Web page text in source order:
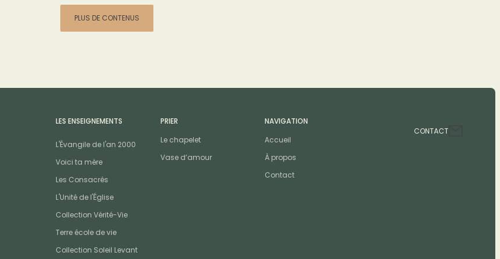
PLUS DE CONTENUS
LES ENSEIGNEMENTS
L'Évangile de l'an 2000
Voici ta mère
Les Consacrés
L'Unité de l'Église
Collection Vérité-Vie
Terre école de vie
Collection Soleil Levant
PRIER
Le chapelet
Vase d’amour
NAVIGATION
Accueil
À propos
Contact
CONTACT